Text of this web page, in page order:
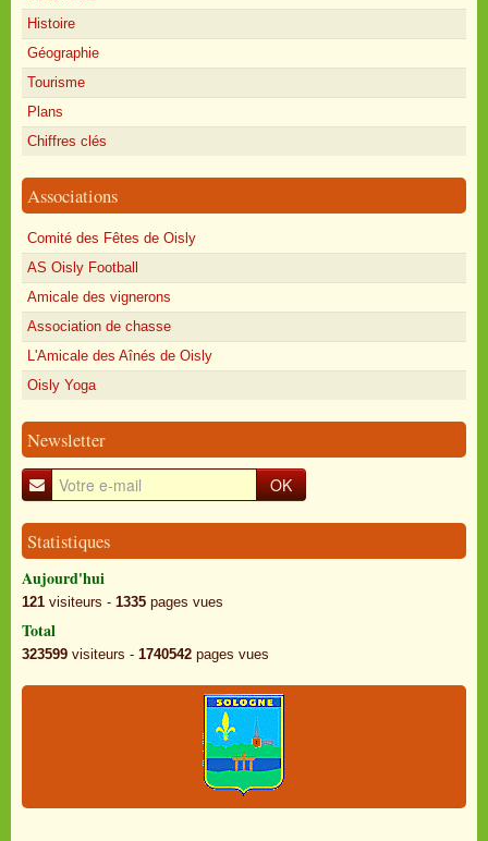
Histoire
Géographie
Tourisme
Plans
Chiffres clés
Associations
Comité des Fêtes de Oisly
AS Oisly Football
Amicale des vignerons
Association de chasse
L'Amicale des Aînés de Oisly
Oisly Yoga
Newsletter
OK
Statistiques
Aujourd'hui
121 visiteurs - 1335 pages vues
Total
323599 visiteurs - 1740542 pages vues